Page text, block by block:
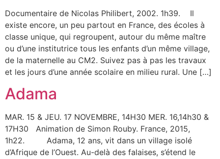
Documentaire de Nicolas Philibert, 2002. 1h39. Il
existe encore, un peu partout en France, des écoles à
classe unique, qui regroupent, autour du même maître
ou d’une institutrice tous les enfants d’un même village,
de la maternelle au CM2. Suivez pas à pas les travaux
et les jours d’une année scolaire en milieu rural. Une […]
Adama
MAR. 15 & JEU. 17 NOVEMBRE, 14H30 MER. 16,14h30 &
17H30 Animation de Simon Rouby. France, 2015,
1h22. Adama, 12 ans, vit dans un village isolé
d’Afrique de l’Ouest. Au-delà des falaises, s’étend le